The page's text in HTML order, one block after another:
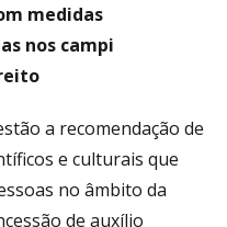
medidas
nos campi
a recomendação de
e culturais que
no âmbito da
de auxílio